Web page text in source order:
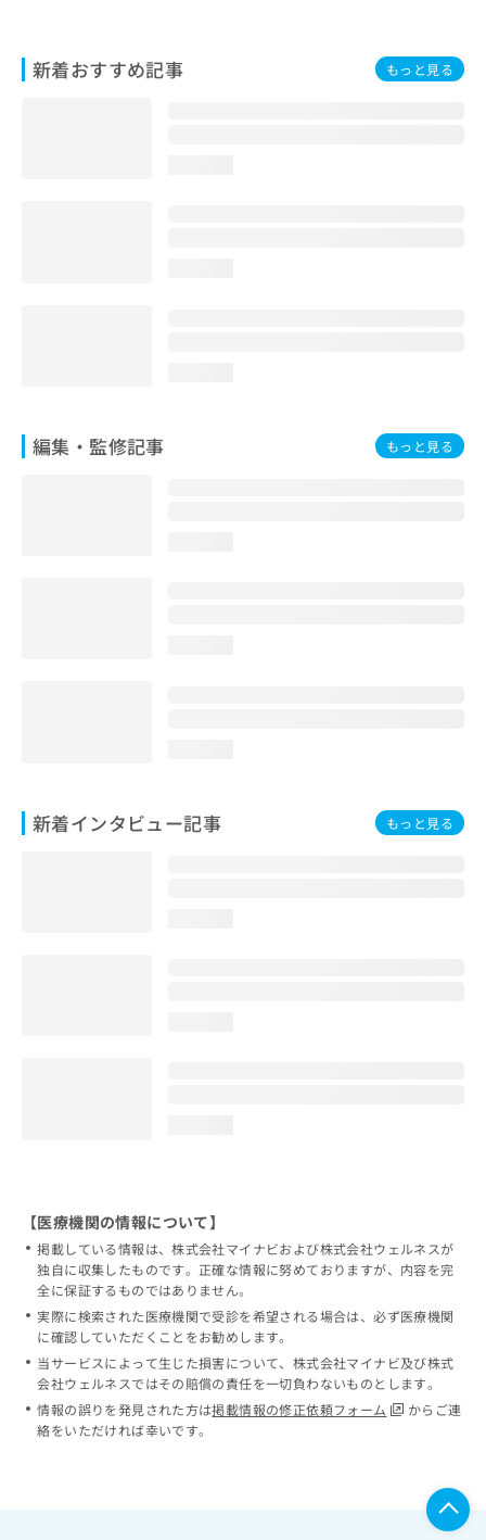
新着おすすめ記事 もっと見る
編集・監修記事 もっと見る
新着インタビュー記事 もっと見る
い
合
【医療機関の情報について】
掲載している情報は、株式会社マイナビおよび株式会社ウェルネスが
独自に収集したものです。正確な情報に努めておりますが、内容を完
全に保証するものではありません。
実際に検索された医療機関で受診を希望される場合は、必ず医療機関
に確認していただくことをお勧めします。
当サービスによって生じた損害について、株式会社マイナビ及び株式
会社ウェルネスではその賠償の責任を一切負わないものとします。
情報の誤りを発見された方は掲載情報の修正依頼フォーム
からご連
絡をいただければ幸いです。